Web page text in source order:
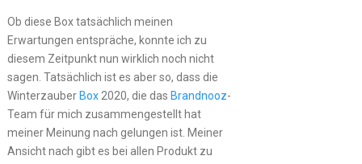
Ob diese Box tatsächlich meinen
Erwartungen entspräche, konnte ich zu
diesem Zeitpunkt nun wirklich noch nicht
sagen. Tatsächlich ist es aber so, dass die
WinterzauberBox2020, die das Brandnooz-
Team für mich zusammengestellt hat
meiner Meinung nach gelungen ist. Meiner
Ansicht nach gibt es bei allen Produkt zu